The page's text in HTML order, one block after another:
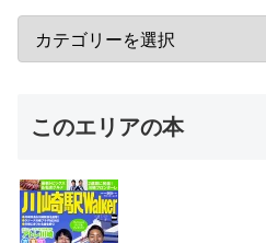
このエリアの本